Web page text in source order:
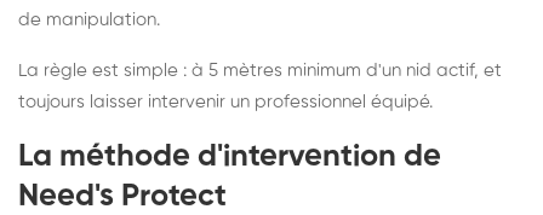
de manipulation.
La règle est simple : à 5 mètres minimum d'un nid actif, et
toujours laisser intervenir un professionnel équipé.
La méthode d'intervention de
Need's Protect